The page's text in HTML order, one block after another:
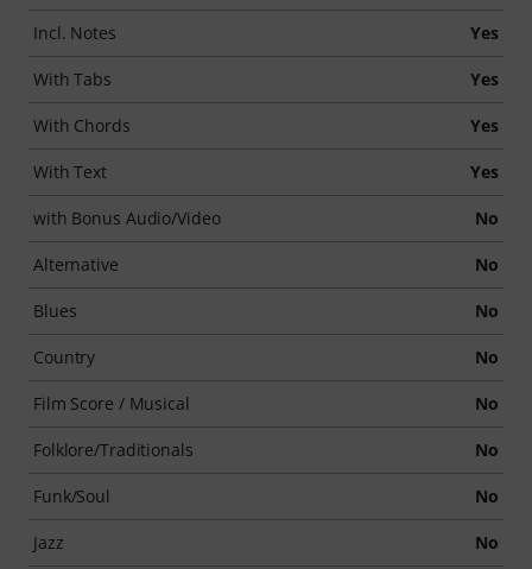
Incl. Notes Yes
With Tabs Yes
With Chords Yes
With Text Yes
with Bonus Audio/Video No
Alternative No
Blues No
Country No
Film Score / Musical No
Folklore/Traditionals No
Funk/Soul No
Jazz No